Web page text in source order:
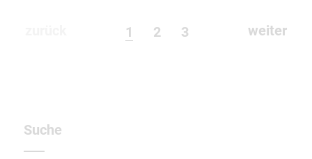
1 2 3 weiter
Suche